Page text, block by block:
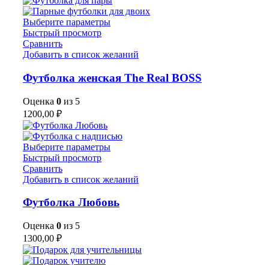
Выберите параметры
Быстрый просмотр
Сравнить
Добавить в список желаний
Футболка женская The Real BOSS
Оценка 0 из 5
1200,00 ₽
Выберите параметры
Быстрый просмотр
Сравнить
Добавить в список желаний
Футболка Любовь
Оценка 0 из 5
1300,00 ₽